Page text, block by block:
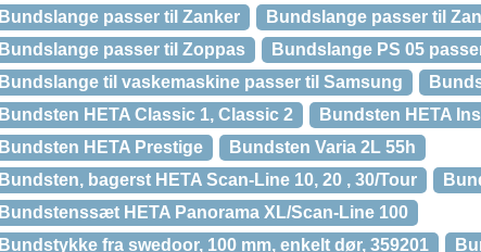
Bundslange passer til Zanker
Bundslange passer til
Bundslange passer til Zoppas
Bundslange PS 05
Bundslange til vaskemaskine passer til Samsung
Bundsten HETA Classic 1, Classic 2
Bundsten HETA
Bundsten HETA Prestige
Bundsten Varia 2L 55h
Bundsten, bagerst HETA Scan-Line 10, 20 , 30/Tour
Bundstenssæt HETA Panorama XL/Scan-Line 100
Bundstykke fra swedoor, 100 mm, enkelt dør, 359201